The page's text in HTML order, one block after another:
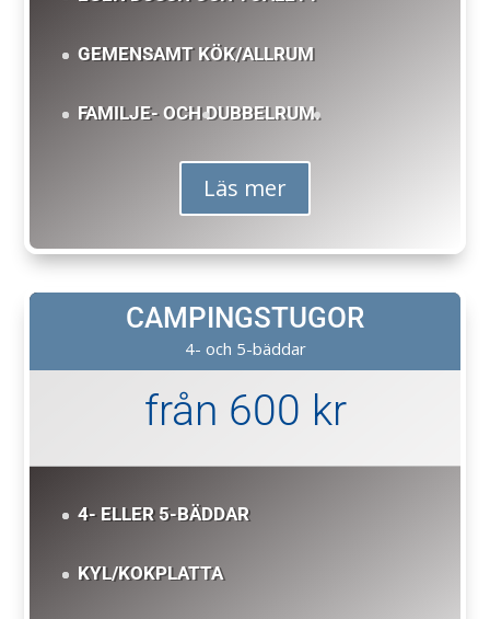
GEMENSAMT KÖK/ALLRUM
FAMILJE- OCH DUBBELRUM.
Läs mer
CAMPINGSTUGOR
4- och 5-bäddar
från 600 kr
4- ELLER 5-BÄDDAR
KYL/KOKPLATTA